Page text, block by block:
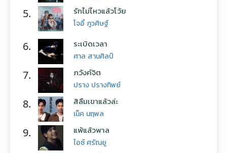
5. รักไม่ไหวแล้วโว้ย
โจอี้ ภูวศิษฐ์
6. ระเบิดเวลา
ศาล สานศิลป์
7. ภวังค์จิต
ปราง ปรางทิพย์
8. สิลืมเขาแล้วล่ะ
เน็ค นฤพล
9. แพ้แล้วพาล
ไอซ์ ศรัณยู